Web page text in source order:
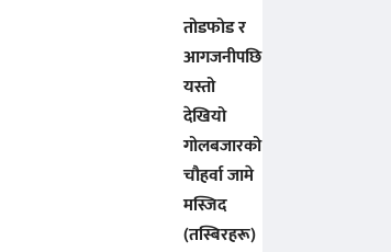
तोडफोड र
आगजनीपछि
यस्तो
देखियो
गोलबजारको
चौहर्वा जामे
मस्जिद
(तस्बिरहरू)